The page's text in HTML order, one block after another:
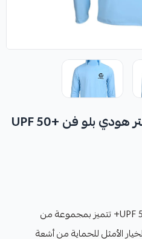
تيشرت لونق سليف مونستر هودي بلو فن UPF 50+
تيشيرتات الكم الطويل بتقنية UPF 50+ تتميز بمجموعة من
الأمثل للحماية من أشعة